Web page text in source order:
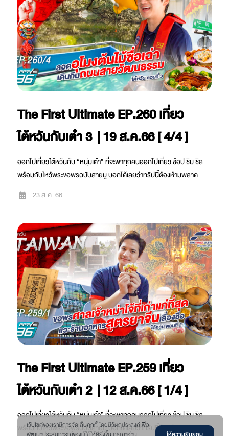
The First Ultimate EP.260 เที่ยว
ไต้หวันกับเต๋า 3 | 19 ส.ค.66 [ 4/4 ]
ออกไปเที่ยวไต้หวันกับ “หนุ่มเต๋า” ที่จะพาทุกคนออกไปเที่ยว ช้อป ชิม ชิล
พร้อมกับไหว้พระขอพรฉบับสายมู บอกได้เลยว่าทริปนี้ต้องห้ามพลาด
23 ส.ค. 66
The First Ultimate EP.259 เที่ยว
ไต้หวันกับเต๋า 2 | 12 ส.ค.66 [ 1/4 ]
ออกไปเที่ยวไต้หวันกับ “หนุ่มเต๋า” ที่จะพาทุกคนออกไปเที่ยว ช้อป ชิม ชิล
พร้อมกับไหว้พระขอพรฉบับสายมู บอกได้เลยว่าทริปนี้ต้องห้ามพลาด
เว๊บไซต์ของเรามีการจัดเก็บคุกกี้ โดยมีวัตถุประสงค์เพื่อ